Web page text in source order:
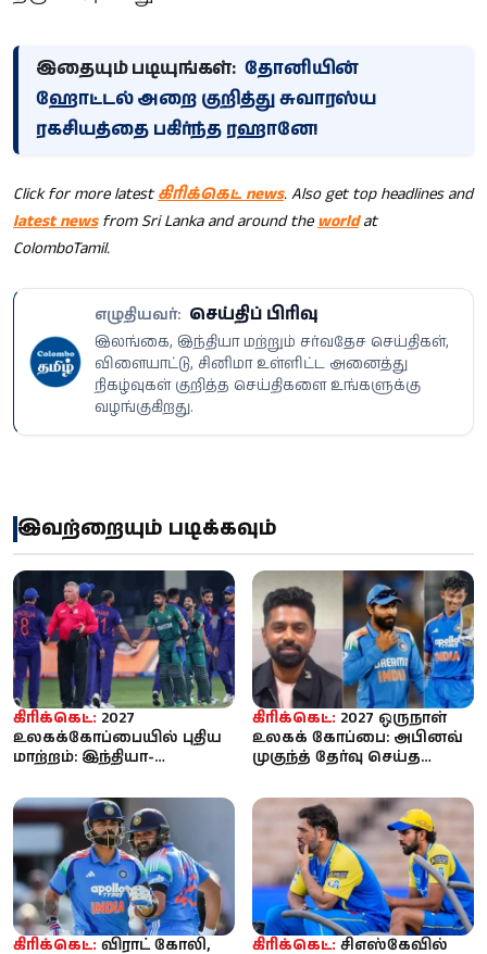
இதையும் படியுங்கள்: தோனியின்
ஹோட்டல் அறை குறித்து சுவாரஸ்ய
ரகசியத்தை பகிர்ந்த ரஹானே!
Click for more latestகிரிக்கெட் news. Also get top headlines and
latest newsfrom Sri Lanka and around theworldat
ColomboTamil.
எழுதியவர்: செய்திப் பிரிவு
இலங்கை, இந்தியா மற்றும் சர்வதேச செய்திகள்,
விளையாட்டு, சினிமா உள்ளிட்ட அனைத்து
நிகழ்வுகள் குறித்த செய்திகளை உங்களுக்கு
வழங்குகிறது.
இவற்றையும் படிக்கவும்
கிரிக்கெட்: 2027
உலகக்கோப்பையில் புதிய
மாற்றம்: இந்தியா-
போட்டிகள் அதிகரிக்...
கிரிக்கெட்: 2027 ஒருநாள்
உலகக் கோப்பை: அபினவ்
முகுந்த் தேர்வு செய்த
கோலி ...
கிரிக்கெட்: விராட் கோலி,
கிரிக்கெட்: சிஎஸ்கேவில்